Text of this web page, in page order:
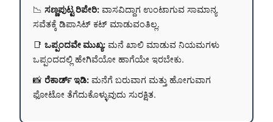
📉 ಸಣ್ಣಪುಟ್ಟ ರಿಪೇರಿ: ವಾಸವಿದ್ದಾಗ ಉಂಟಾಗುವ ಸಾಮಾನ್ಯ
ಸವೆತಕ್ಕೆ ಡಿಪಾಸಿಟ್ ಕಟ್ ಮಾಡುವಂತಿಲ್ಲ.
📑 ಒಪ್ಪಂದವೇ ಮುಖ್ಯ: ಮನೆ ಖಾಲಿ ಮಾಡುವ ನಿಯಮಗಳು
ಒಪ್ಪಂದದಲ್ಲಿ ಹೇಗಿವೆಯೋ ಹಾಗೆಯೇ ಇರಬೇಕು.
📸 ರೆಕಾರ್ಡ್ ಇಡಿ: ಮನೆಗೆ ಬರುವಾಗ ಮತ್ತು ಹೋಗುವಾಗ
ಫೋಟೋ ತೆಗೆದುಕೊಳ್ಳುವುದು ಸುರಕ್ಷಿತ.